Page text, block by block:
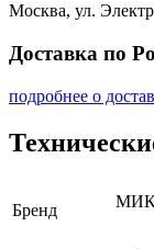
Москва, ул.
Доставка по
подробнее о
Бренд